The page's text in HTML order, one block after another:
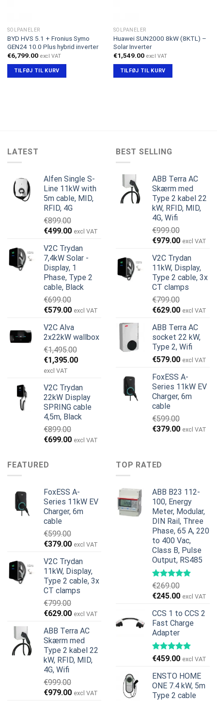
SOLPANELER
BYD HVS 5.1 + Fronius Symo
GEN24 10.0 Plus hybrid inverter
€6,799.00 excl VAT
TILFØJ TIL KURV
SOLPANELER
Huawei SUN2000 8kW (8KTL) –
Solar Inverter
€1,549.00 excl VAT
TILFØJ TIL KURV
LATEST
Alfen Single S-
Line 11kW with
5m cable, MID,
RFID, 4G
€899.00
Den
pris
var:
€899.00.
€499.00Den
pris
er:
€499.00.
excl VAT
V2C Trydan
7,4kW Solar -
Display, 1
Phase, Type 2
cable, Black
€699.00
Den
pris
var:
€699.00.
€579.00Den
pris
er:
€579.00.
excl VAT
V2C Alva
2x22kW wallbox
€1,495.00
Den
oprindelige
var:
€1,495.00.
€1,395.00Den
er:
€1,395.00.
excl VAT
V2C Trydan
22kW Display
SPRING cable
4,5m, Black
€899.00
Den
pris
var:
€699.00Den
excl VAT
BEST SELLING
ABB Terra AC
Skærm med
Type 2 kabel 22
kW, RFID, MID,
4G, Wifi
€999.00
Den
pris
var:
€999.00.
€979.00Den
pris
er:
€979.00.
excl VAT
V2C Trydan
11kW, Display,
Type 2 cable, 3x
CT clamps
€799.00
Den
pris
var:
€799.00.
€629.00Den
pris
er:
€629.00.
excl VAT
ABB Terra AC
socket 22 kW,
Type 2, Wifi
€579.00 excl VAT
FoxESS A-
Series 11kW EV
Charger, 6m
cable
€599.00
Den
€599.00.
€379.00Den
excl VAT
FEATURED
FoxESS A-
Series 11kW EV
Charger, 6m
cable
€599.00
Den
pris
var:
€599.00.
€379.00Den
pris
er:
€379.00.
excl VAT
V2C Trydan
11kW, Display,
Type 2 cable, 3x
CT clamps
€799.00
Den
pris
var:
€799.00.
€629.00Den
pris
er:
€629.00.
excl VAT
ABB Terra AC
Skærm med
Type 2 kabel 22
kW, RFID, MID,
4G, Wifi
€999.00
Den
€979.00Den
excl VAT
TOP RATED
ABB B23 112-
100, Energy
Meter, Modular,
DIN Rail, Three
Phase, 65 A, 220
to 400 Vac,
Class B, Pulse
Output, RS485
€269.00
Den
pris
var:
€269.00.
€245.00Den
pris
er:
excl VAT
CCS 1 to CCS 2
Fast Charge
Adapter
€459.00 excl VAT
ENSTO HOME
ONE 7.4 kW, 5m
Type 2 cable